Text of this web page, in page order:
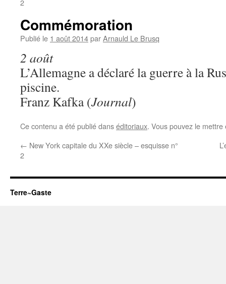
2
Commémoration
Publié le 1 août 2014parArnauld Le Brusq
2 août
L’Allemagne a déclaré la guerre à la
piscine.
Franz Kafka (Journal)
Ce contenu a été publié danséditoriaux. Vous pouvez le
← New York capitale du XXe siècle – esquisse n°
2
Terre~Gaste